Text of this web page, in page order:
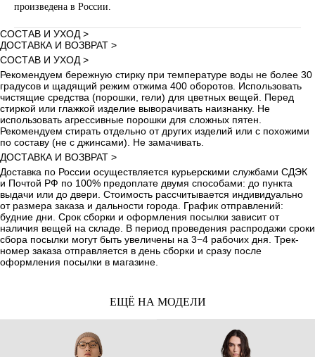
произведена в России.
СОСТАВ И УХОД >
ДОСТАВКА И ВОЗВРАТ >
СОСТАВ И УХОД >
Рекомендуем бережную стирку при температуре воды не более 30
градусов и щадящий режим отжима 400 оборотов. Использовать
чистящие средства (порошки, гели) для цветных вещей. Перед
стиркой или глажкой изделие выворачивать наизнанку. Не
использовать агрессивные порошки для сложных пятен.
Рекомендуем стирать отдельно от других изделий или с похожими
по составу (не с джинсами). Не замачивать.
ДОСТАВКА И ВОЗВРАТ >
Доставка по России осуществляется курьерскими службами СДЭК
и Почтой РФ по 100% предоплате двумя способами: до пункта
выдачи или до двери. Стоимость рассчитывается индивидуально
от размера заказа и дальности города. График отправлений:
будние дни. Срок сборки и оформления посылки зависит от
наличия вещей на складе. В период проведения распродажи сроки
сбора посылки могут быть увеличены на 3−4 рабочих дня. Трек-
номер заказа отправляется в день сборки и сразу после
оформления посылки в магазине.
ЕЩЁ НА МОДЕЛИ